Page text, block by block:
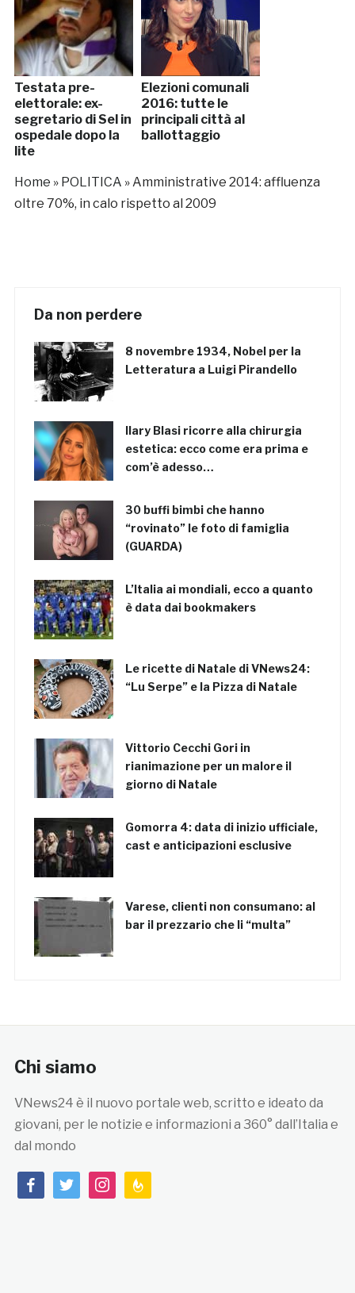
Testata pre-
elettorale: ex-
segretario di Sel in
ospedale dopo la
lite
Elezioni comunali
2016: tutte le
principali città al
ballottaggio
Home » POLITICA » Amministrative 2014: affluenza
oltre 70%, in calo rispetto al 2009
Da non perdere
8 novembre 1934, Nobel per la
Letteratura a Luigi Pirandello
Ilary Blasi ricorre alla chirurgia
estetica: ecco come era prima e
com’è adesso…
30 buffi bimbi che hanno
“rovinato” le foto di famiglia
(GUARDA)
L’Italia ai mondiali, ecco a quanto
è data dai bookmakers
Le ricette di Natale di VNews24:
“Lu Serpe” e la Pizza di Natale
Vittorio Cecchi Gori in
rianimazione per un malore il
giorno di Natale
Gomorra 4: data di inizio ufficiale,
cast e anticipazioni esclusive
Varese, clienti non consumano: al
bar il prezzario che li “multa”
Chi siamo
VNews24 è il nuovo portale web, scritto e ideato da
giovani, per le notizie e informazioni a 360° dall’Italia e
dal mondo
facebooktwitterinstagramfeedburner